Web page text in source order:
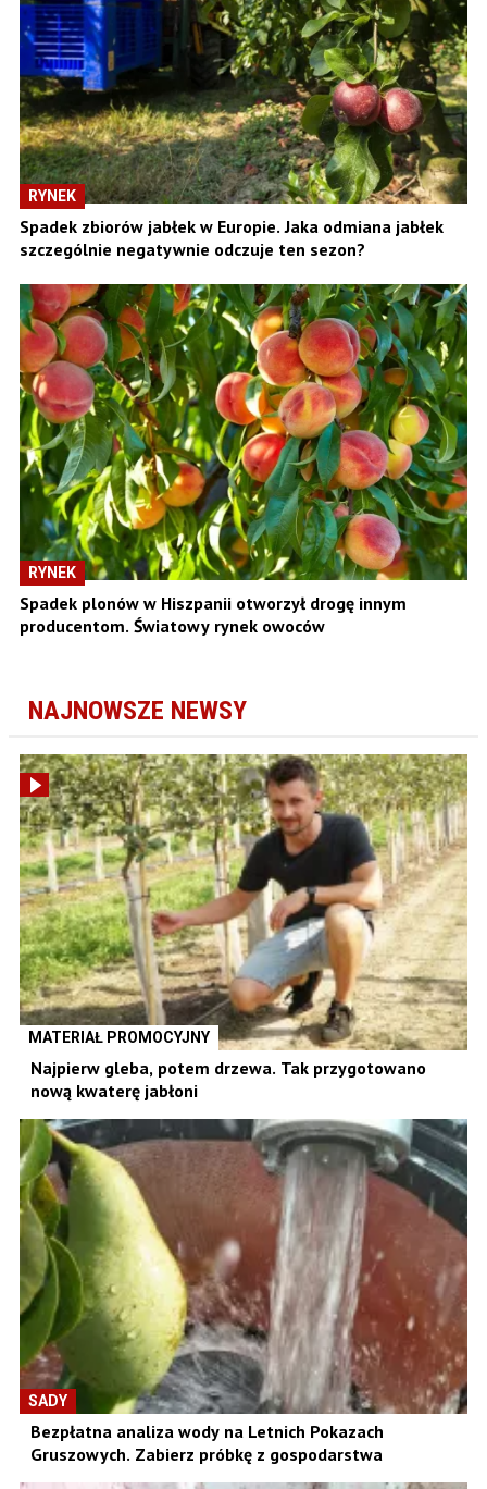
RYNEK
Spadek zbiorów jabłek w Europie. Jaka odmiana jabłek
szczególnie negatywnie odczuje ten sezon?
RYNEK
Spadek plonów w Hiszpanii otworzył drogę innym
producentom. Światowy rynek owoców
NAJNOWSZE NEWSY
MATERIAŁ PROMOCYJNY
Najpierw gleba, potem drzewa. Tak przygotowano
nową kwaterę jabłoni
SADY
Bezpłatna analiza wody na Letnich Pokazach
Gruszowych. Zabierz próbkę z gospodarstwa